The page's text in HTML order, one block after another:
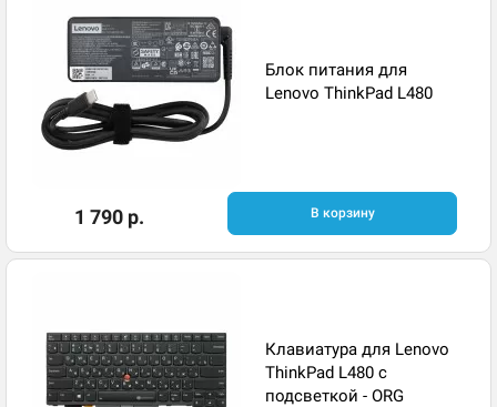
Блок питания для
Lenovo ThinkPad L480
1 790 р. В корзину
Клавиатура для Lenovo
ThinkPad L480 с
подсветкой - ORG